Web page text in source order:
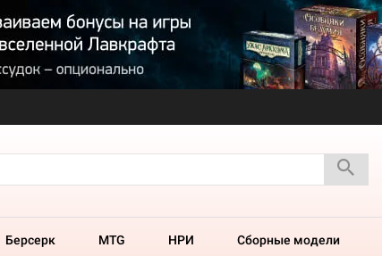
Берсерк MTG НРИ Сборные модели